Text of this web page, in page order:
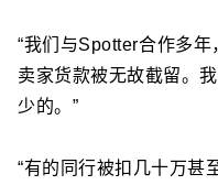
“我们与Spotter合作多
卖家货款被无故截留。
少的。”
“有的同行被扣几十万甚